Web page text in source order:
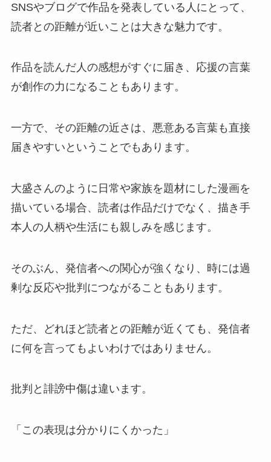
SNSやブログで作品を発表している人にとって、
読者との距離が近いことは大きな魅力です。
作品を読んだ人の感想がすぐに届き、応援の言葉
が創作の力になることもあります。
一方で、その距離の近さは、悪意ある言葉も直接
届きやすいということでもあります。
大盛さんのように日常や家族を題材にした漫画を
描いている場合、読者は作品だけでなく、描き手
本人の人柄や生活にも親しみを感じます。
そのぶん、発信者への関心が強くなり、時には過
剰な反応や批判につながることもあります。
ただ、どれほど読者との距離が近くても、発信者
に何を言ってもよいわけではありません。
批判と誹謗中傷は違います。
「この表現は分かりにくかった」